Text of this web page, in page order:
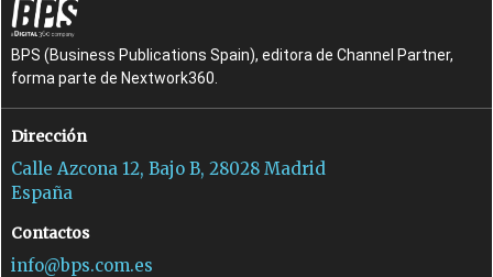
BPS (Business Publications Spain), editora de Channel Partner,
forma parte de Nextwork360.
Dirección
Calle Azcona 12, Bajo B, 28028 Madrid
España
Contactos
info@bps.com.es